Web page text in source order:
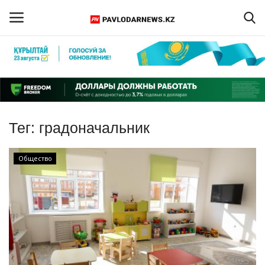
Регистрация
Главная
Обратная связь
ПАВЛОДАРСКАЯ ОБЛАСТЬ
КАЗАХСТАН
МИР
СПЕЦПРОЕКТЫ
Тег: градоначальник
Общество